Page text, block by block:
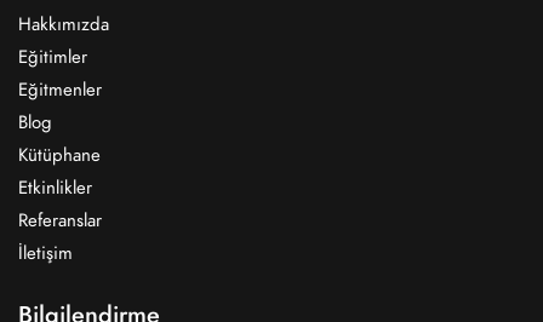
Hakkımızda
Eğitimler
Eğitmenler
Blog
Kütüphane
Etkinlikler
Referanslar
İletişim
Bilgilendirme